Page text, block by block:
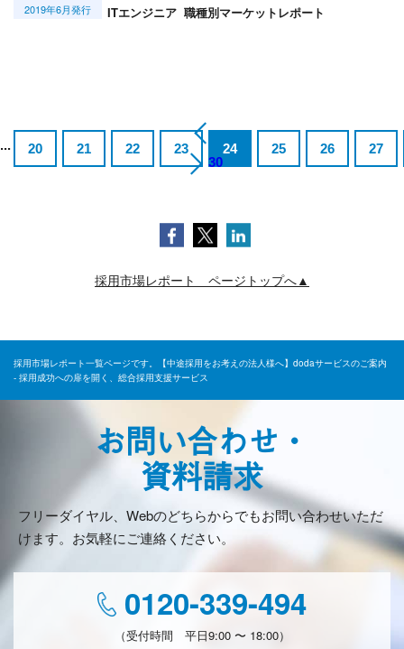
2019年6月発行
ITエンジニア 職種別マーケットレポート
... 20 21 22 23 24 25 26
27
30
採用市場レポート ページトップへ▲
採用市場レポート一覧ページです。【中途採用をお考えの法人様へ】dodaサービスのご案内
- 採用成功への扉を開く、総合採用支援サービス
お問い合わせ・
資料請求
フリーダイヤル、Webのどちらからでもお問い合わせいただ
けます。お気軽にご連絡ください。
0120-339-494
（受付時間 平日9:00 〜 18:00）